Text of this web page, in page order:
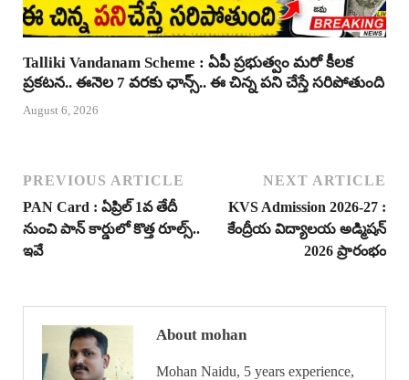
Talliki Vandanam Scheme : ఏపీ ప్రభుత్వం మరో కీలక
ప్రకటన.. ఈనెల 7 వరకు ఛాన్స్.. ఈ చిన్న పని చేస్తే సరిపోతుంది
August 6, 2026
PREVIOUS ARTICLE
PAN Card : ఏప్రిల్ 1వ తేదీ
నుంచి పాన్ కార్డులో కొత్త రూల్స్..
ఇవే
NEXT ARTICLE
KVS Admission 2026-27 :
కేంద్రీయ విద్యాలయ అడ్మిషన్
2026 ప్రారంభం
About mohan
Mohan Naidu, 5 years experience,